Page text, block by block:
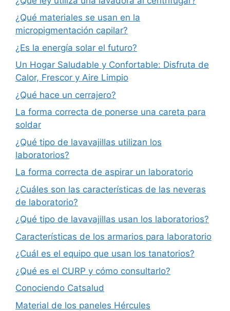
¿Qué materiales se usan en la
micropigmentación capilar?
¿Es la energía solar el futuro?
Un Hogar Saludable y Confortable: Disfruta de
Calor, Frescor y Aire Limpio
¿Qué hace un cerrajero?
La forma correcta de ponerse una careta para
soldar
¿Qué tipo de lavavajillas utilizan los
laboratorios?
La forma correcta de aspirar un laboratorio
¿Cuáles son las características de las neveras
de laboratorio?
¿Qué tipo de lavavajillas usan los laboratorios?
Características de los armarios para laboratorio
¿Cuál es el equipo que usan los tanatorios?
¿Qué es el CURP y cómo consultarlo?
Conociendo Catsalud
Material de los paneles Hércules